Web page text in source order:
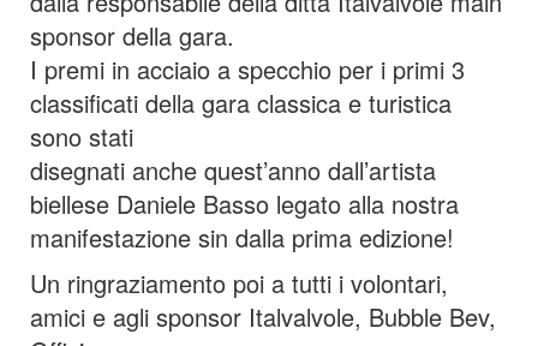
sponsor della gara.
I premi in acciaio a specchio per i primi 3
classificati della gara classica e turistica
sono stati
disegnati anche quest’anno dall’artista
biellese Daniele Basso legato alla nostra
manifestazione sin dalla prima edizione!
Un ringraziamento poi a tutti i volontari,
amici e agli sponsor Italvalvole, Bubble Bev,